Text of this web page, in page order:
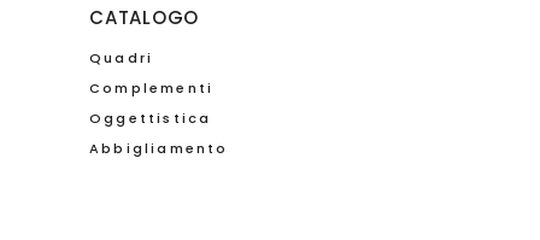
CATALOGO
Quadri
Complementi
Oggettistica
Abbigliamento